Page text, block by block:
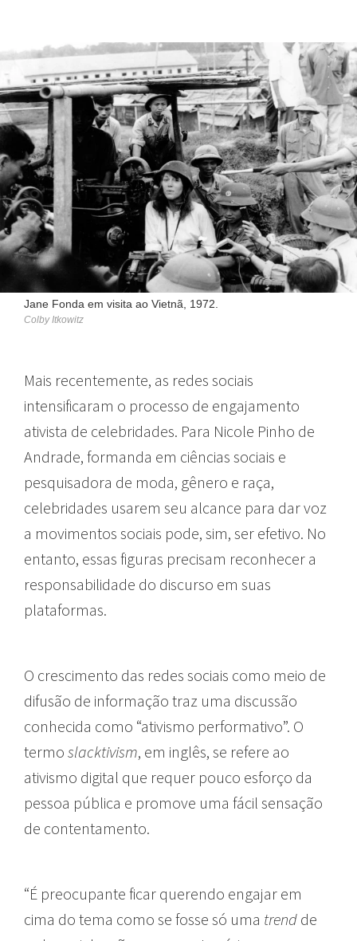
Jane Fonda em visita ao Vietnã, 1972.
Colby Itkowitz
Mais recentemente, as redes sociais
intensificaram o processo de engajamento
ativista de celebridades. Para Nicole Pinho de
Andrade, formanda em ciências sociais e
pesquisadora de moda, gênero e raça,
celebridades usarem seu alcance para dar voz
a movimentos sociais pode, sim, ser efetivo. No
entanto, essas figuras precisam reconhecer a
responsabilidade do discurso em suas
plataformas.
O crescimento das redes sociais como meio de
difusão de informação traz uma discussão
conhecida como “ativismo performativo”. O
termo slacktivism, em inglês, se refere ao
ativismo digital que requer pouco esforço da
pessoa pública e promove uma fácil sensação
de contentamento.
“É preocupante ficar querendo engajar em
cima do tema como se fosse só uma trend de